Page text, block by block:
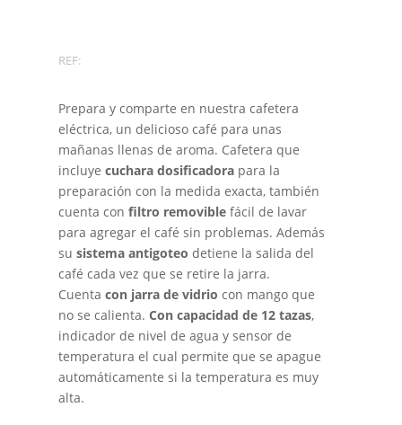
REF:
Prepara y comparte en nuestra cafetera
eléctrica, un delicioso café para unas
mañanas llenas de aroma. Cafetera que
incluye cuchara dosificadorapara la
preparación con la medida exacta, también
cuenta con filtro removiblefácil de lavar
para agregar el café sin problemas. Además
su sistema antigoteo detiene la salida del
café cada vez que se retire la jarra.
Cuenta con jarra de vidrio con mango que
no se calienta. Con capacidad de 12 tazas,
indicador de nivel de agua y sensor de
temperatura el cual permite que se apague
automáticamente si la temperatura es muy
alta.